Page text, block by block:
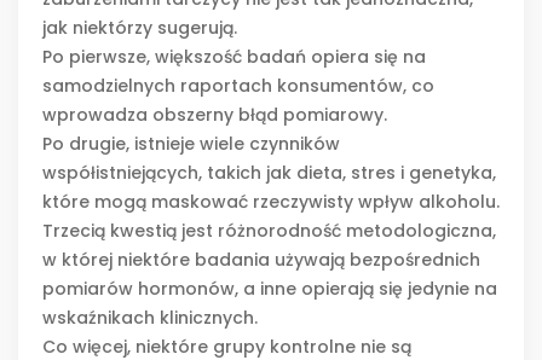
jak niektórzy sugerują.
Po pierwsze, większość badań opiera się na
samodzielnych raportach konsumentów, co
wprowadza obszerny błąd pomiarowy.
Po drugie, istnieje wiele czynników
współistniejących, takich jak dieta, stres i genetyka,
które mogą maskować rzeczywisty wpływ alkoholu.
Trzecią kwestią jest różnorodność metodologiczna,
w której niektóre badania używają bezpośrednich
pomiarów hormonów, a inne opierają się jedynie na
wskaźnikach klinicznych.
Co więcej, niektóre grupy kontrolne nie są